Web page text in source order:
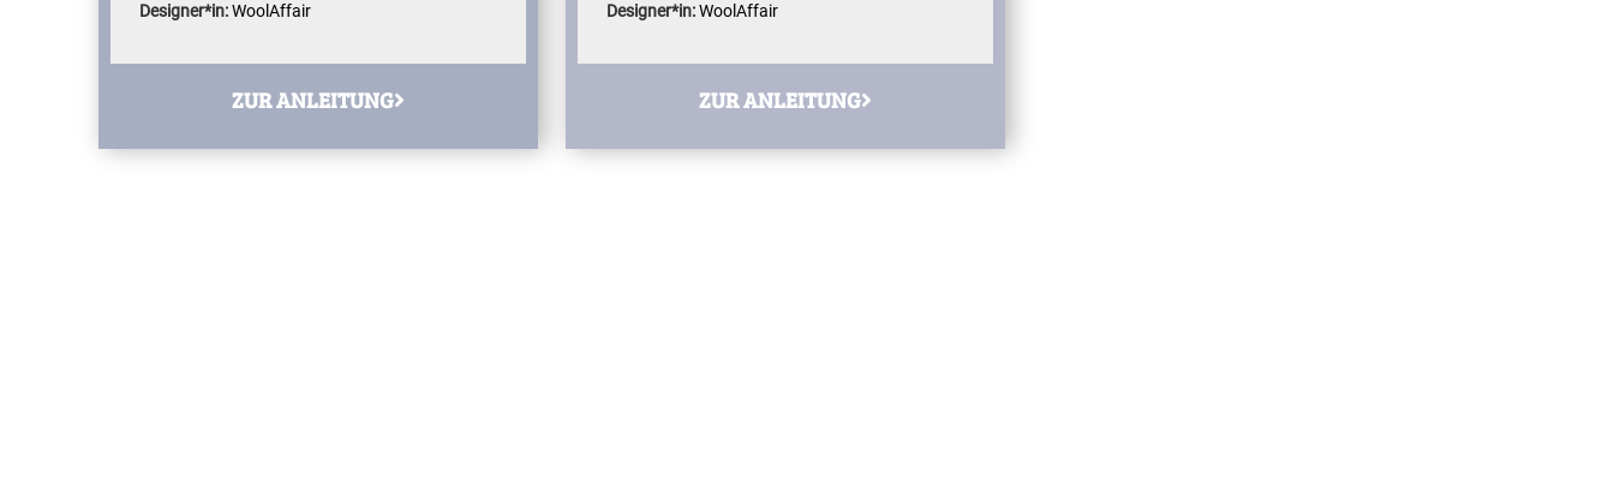
Designer*in: WoolAffair
ZUR ANLEITUNG
Designer*in:WoolAffair
ZUR ANLEITUNG